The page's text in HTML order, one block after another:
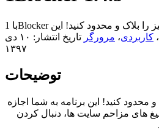
، کاربردی، مرورگر
تاریخ انتشار: ۱۰ دی
۱۳۹۷
توضیحات
محدود کنید! این برنامه به شما اجازه
های مزاحم سایت ها، دنبال کردن